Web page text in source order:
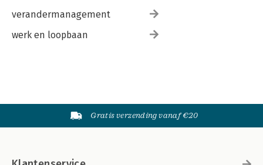
verandermanagement
werk en loopbaan
Gratis verzending vanaf €20